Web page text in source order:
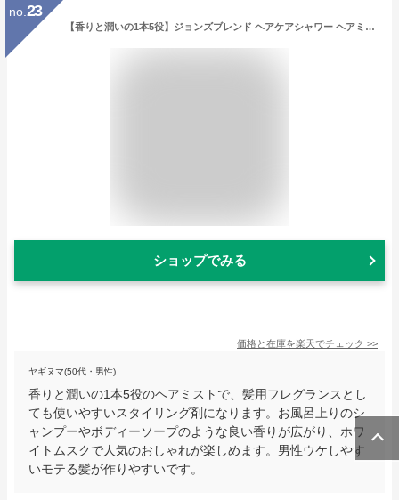
no. 23
【香りと潤いの1本5役】ジョンズブレンド ヘアケアシャワー ヘアミスト 髪用フレグランズ John's Blend ホワイトムスク (oa-jon-68-1) アウトバストリートメント スタイリング UVケア リラックス 癒し John's Blend Johns Blend おしゃれ アーベン
ショップでみる
価格と在庫を楽天でチェック >>
ヤギヌマ(50代・男性)
香りと潤いの1本5役のヘアミストで、髪用フレグランスとし
ても使いやすいスタイリング剤になります。お風呂上りのシ
ャンプーやボディーソープのような良い香りが広がり、ホワ
イトムスクで人気のおしゃれが楽しめます。男性ウケしやす
いモテる髪が作りやすいです。